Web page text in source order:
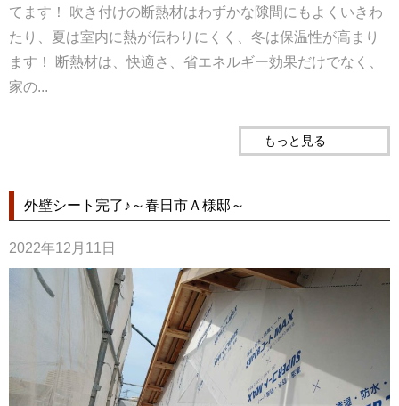
てます！ 吹き付けの断熱材はわずかな隙間にもよくいきわ
たり、夏は室内に熱が伝わりにくく、冬は保温性が高まり
ます！ 断熱材は、快適さ、省エネルギー効果だけでなく、
家の...
もっと見る
外壁シート完了♪～春日市Ａ様邸～
2022年12月11日